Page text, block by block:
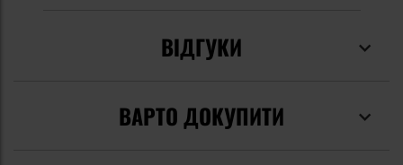
ВІДГУКИ
ВАРТО ДОКУПИТИ